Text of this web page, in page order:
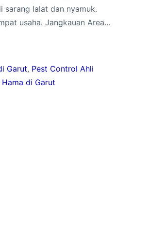
lalat dan nyamuk.
usaha. Jangkauan Area…
Garut, Pest Control Ahli
di Garut